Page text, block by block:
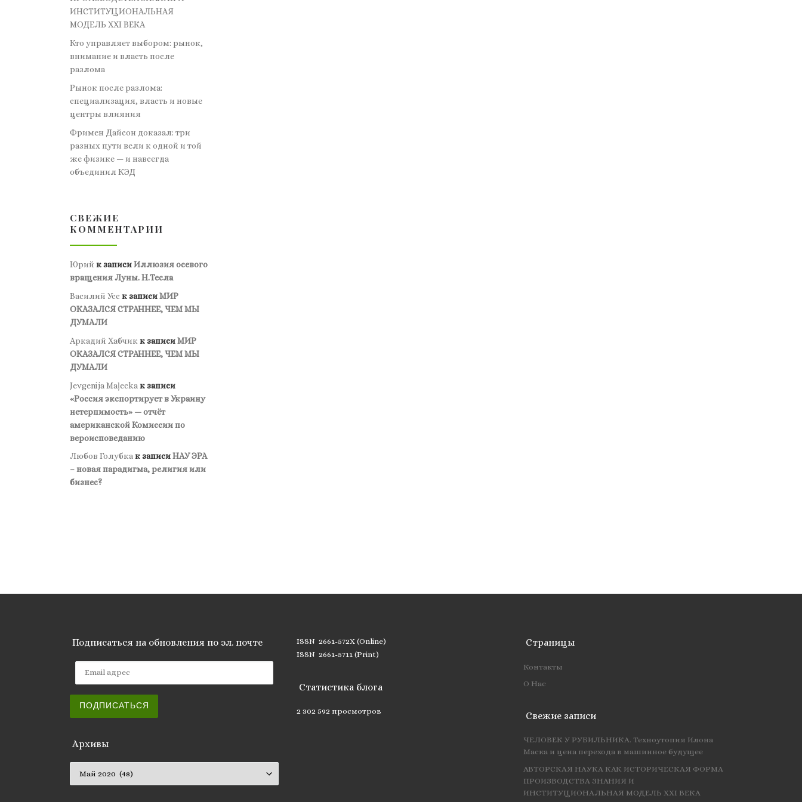
ИНСТИТУЦИОНАЛЬНАЯ
МОДЕЛЬ XXI ВЕКА
Кто управляет выбором: рынок,
внимание и власть после
разлома
Рынок после разлома:
специализация, власть и новые
центры влияния
Фримен Дайсон доказал: три
разных пути вели к одной и той
же физике — и навсегда
объединил КЭД
СВЕЖИЕ
КОММЕНТАРИИ
Юрий к записиИллюзия осевого
вращения Луны. Н.Тесла
Василий Усс к записиМИР
ОКАЗАЛСЯ СТРАННЕЕ, ЧЕМ МЫ
ДУМАЛИ
Аркадий Хабчик к записиМИР
ОКАЗАЛСЯ СТРАННЕЕ, ЧЕМ МЫ
ДУМАЛИ
Jevgenija Maļecka к записи
«Россия экспортирует в Украину
нетерпимость» — отчёт
американской Комиссии по
вероисповеданию
Любов Голубкак записиНАУ ЭРА
– новая парадигма, религия или
бизнес?
Подписаться на обновления по эл. почте
ПОДПИСАТЬСЯ
Архивы
ISSN 2661-572X (Online)
ISSN 2661-5711 (Print)
Статистика блога
2 302 592 просмотров
Страницы
Контакты
О Нас
Свежие записи
ЧЕЛОВЕК У РУБИЛЬНИКА. Техноутопия Илона
Маска и цена перехода в машинное будущее
АВТОРСКАЯ НАУКА КАК ИСТОРИЧЕСКАЯ ФОРМА
ПРОИЗВОДСТВА ЗНАНИЯ И
ИНСТИТУЦИОНАЛЬНАЯ МОДЕЛЬ XXI ВЕКА